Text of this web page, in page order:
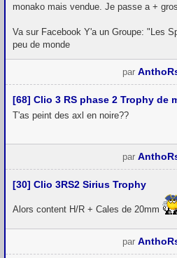
monako mais vendue. Je passe a +
Va sur Facebook Y'a un Groupe: "Les
peu de monde
par
[68] Clio 3 RS phase 2 Trophy de
T'as peint des axl en noire??
par
[30] Clio 3RS2 Sirius Trophy
Alors content H/R + Cales de 20mm
par